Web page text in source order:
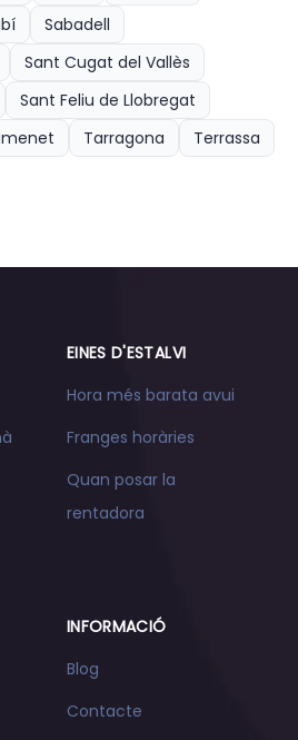
Sabadell
Sant Cugat del Vallès
Sant Feliu de Llobregat
Tarragona
Terrassa
EINES D'ESTALVI
Hora més barata avui
Franges horàries
Quan posar la
rentadora
INFORMACIÓ
Blog
Contacte